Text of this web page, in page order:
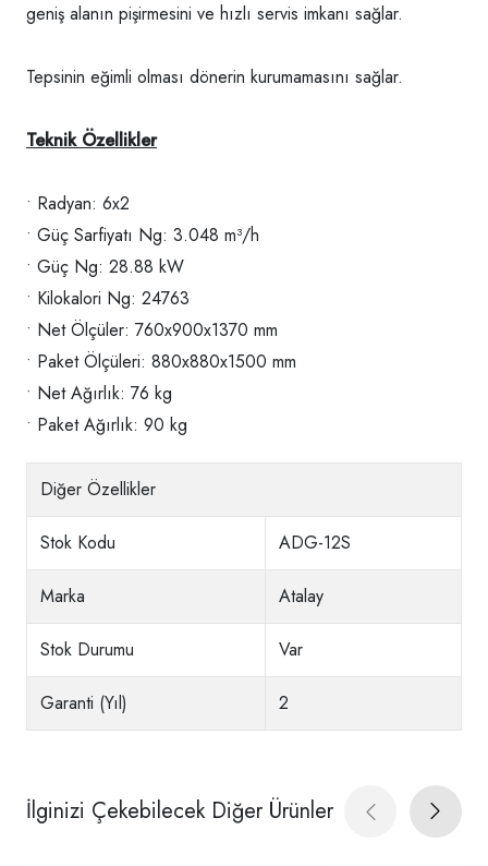
geniş alanın pişirmesini ve hızlı servis imkanı sağlar.
Tepsinin eğimli olması dönerin kurumamasını sağlar.
Teknik Özellikler
• Radyan: 6x2
• Güç Sarfiyatı Ng: 3.048 m³/h
• Güç Ng: 28.88 kW
• Kilokalori Ng: 24763
• Net Ölçüler: 760x900x1370 mm
• Paket Ölçüleri: 880x880x1500 mm
• Net Ağırlık: 76 kg
• Paket Ağırlık: 90 kg
Diğer Özellikler
Stok Kodu ADG-12S
Marka Atalay
Stok Durumu Var
Garanti (Yıl) 2
İlginizi Çekebilecek Diğer Ürünler